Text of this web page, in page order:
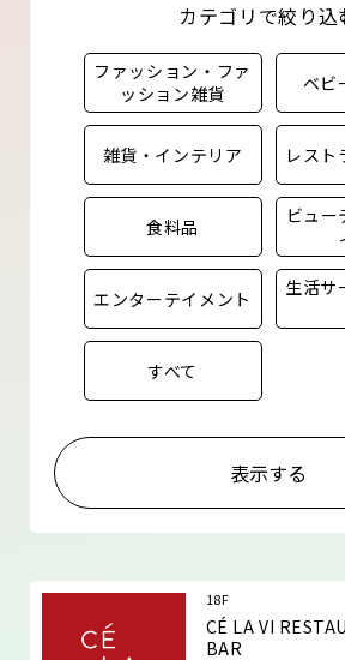
カテゴリで絞り込
ファッション・ファ
ッション雑貨
ベビ
雑貨・インテリア レスト
食料品
ビュー
エンターテイメント
生活サ
すべて
表示する
18F
CÉ LA VI
BAR